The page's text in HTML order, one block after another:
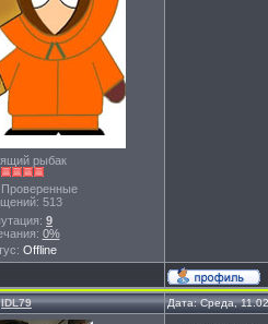
рыбак
Проверенные
513
9
0%
Offline
IDL79 Дата: Среда,